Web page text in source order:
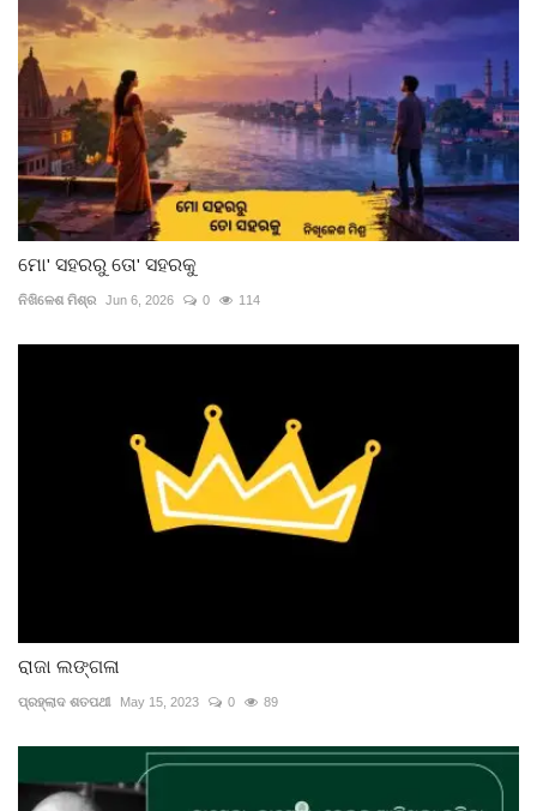
ମୋ' ସହରରୁ ତୋ' ସହରକୁ
ନିଖିଳେଶ ମିଶ୍ର Jun 6, 2026 0 114
ରାଜା ଲଙ୍ଗଳା
ପ୍ରହ୍ଲାଦ ଶତପଥୀ May 15, 2023 0 89